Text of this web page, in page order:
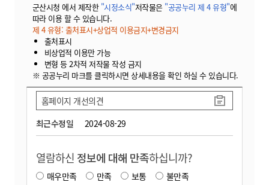
군산시청 에서 제작한 "시정소식"저작물은 "공공누리 제 4 유형"에
따라 이용 할 수 있습니다.
제 4 유형: 출처표시+상업적 이용금지+변경금지
출처표시
비상업적 이용만 가능
변형 등 2차적 저작물 작성 금지
※ 공공누리 마크를 클릭하시면 상세내용을 확인 하실 수 있습니다.
최근수정일 2024-08-29
홈페이지 개선의견
열람하신 정보에 대해 만족하십니까?
매우만족 만족 보통
불만족